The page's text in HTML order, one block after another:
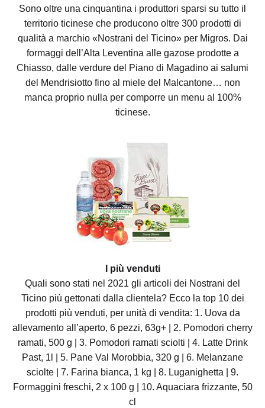
Sono oltre una cinquantina i produttori sparsi su tutto il
territorio ticinese che producono oltre 300 prodotti di
qualità a marchio «Nostrani del Ticino» per Migros. Dai
formaggi dell’Alta Leventina alle gazose prodotte a
Chiasso, dalle verdure del Piano di Magadino ai salumi
del Mendrisiotto fino al miele del Malcantone… non
manca proprio nulla per comporre un menu al 100%
ticinese.
I più venduti
Quali sono stati nel 2021 gli articoli dei Nostrani del
Ticino più gettonati dalla clientela? Ecco la top 10 dei
prodotti più venduti, per unità di vendita: 1. Uova da
allevamento all’aperto, 6 pezzi, 63g+ | 2. Pomodori cherry
ramati, 500 g | 3. Pomodori ramati sciolti | 4. Latte Drink
Past, 1l | 5. Pane Val Morobbia, 320 g | 6. Melanzane
sciolte | 7. Farina bianca, 1 kg | 8. Luganighetta | 9.
Formaggini freschi, 2 x 100 g | 10. Aquaciara frizzante, 50
cl